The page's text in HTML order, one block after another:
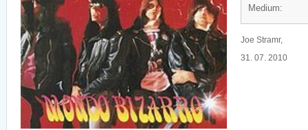
Medium:
Joe Stramr,
31. 07. 2010